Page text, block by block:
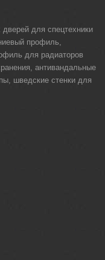
для спецтехники
профиль
для радиаторов
антивандальные
шведские стенки для